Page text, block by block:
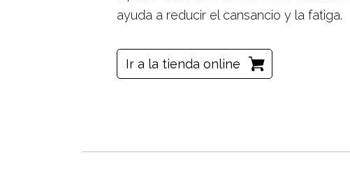
ayuda a reducir el cansancio y la fatiga.
Ir a la tienda online